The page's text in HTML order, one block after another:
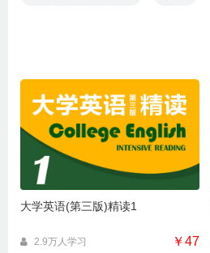
大学英语(第三版)精读1
2.9万人学习 ￥47